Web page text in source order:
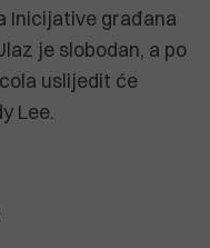
Inicijative građana
je slobodan, a po
uslijedit će
Lee.